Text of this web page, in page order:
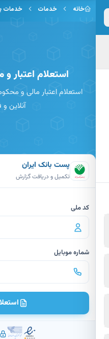
به محتوای اصلی
خانه خدمات خدمات بانکی
استعلام اعتبار و
استعلام اعتبار مالی و
آنلاین و
پست بانک ایران
تکمیل و دریافت گزارش
کد ملی
شماره موبایل
استعلام